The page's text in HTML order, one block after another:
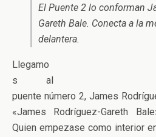
El Puente 2 lo conforman
Gareth Bale. Conecta a la
delantera.
Llegamo
s al
puente número 2, James
«James Rodríguez-Gareth
Quien empezase como interior